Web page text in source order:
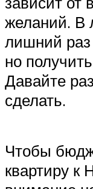
желаний. В
лишний раз
но
Давайте
сделать.
Чтобы
квартиру к